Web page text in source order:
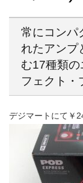
常にコンパ
れたアンプ
む17種類
フェクト・
デジマートにて￥